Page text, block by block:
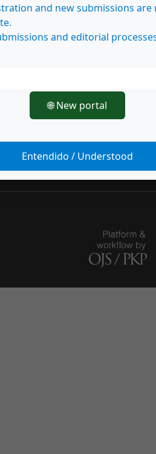
and new submissions
and editorial
🌐 New portal
Entendido / Understood